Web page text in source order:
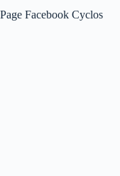
Page Facebook Cyclos